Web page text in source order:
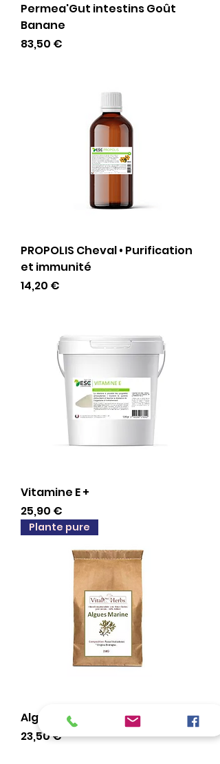
Permea'Gut intestins Goût
Banane
Preis
83,50 €
PROPOLIS Cheval • Purification
et immunité
Preis
14,20 €
Vitamine E +
Preis
25,90 €
Plante pure
Algues Marines
Preis
23,50 €